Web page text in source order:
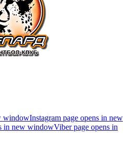
windowInstagram page opens in new
in new windowViber page opens in